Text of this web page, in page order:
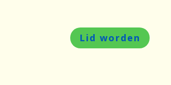
Lid worden